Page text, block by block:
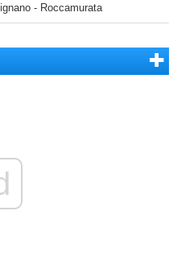
- Roccamurata